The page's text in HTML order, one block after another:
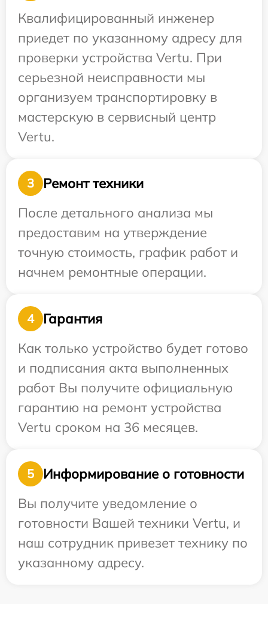
Квалифицированный инженер
приедет по указанному адресу для
проверки устройства Vertu. При
серьезной неисправности мы
организуем транспортировку в
мастерскую в сервисный центр
Vertu.
3
Ремонт техники
После детального анализа мы
предоставим на утверждение
точную стоимость, график работ и
начнем ремонтные операции.
4
Гарантия
Как только устройство будет готово
и подписания акта выполненных
работ Вы получите официальную
гарантию на ремонт устройства
Vertu сроком на 36 месяцев.
5
Информирование о готовности
Вы получите уведомление о
готовности Вашей техники Vertu, и
наш сотрудник привезет технику по
указанному адресу.